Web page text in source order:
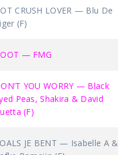
CRUSH LOVER — Blu De
(F)
— FMG
YOU WORRY — Black
Peas, Shakira & David
(F)
JE BENT — Isabelle A &